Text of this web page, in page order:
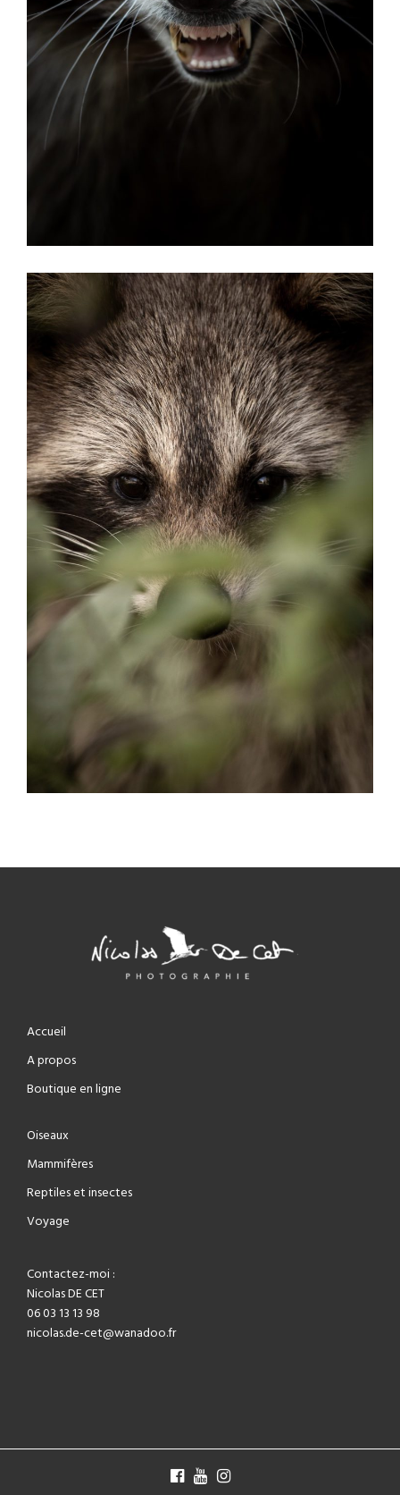
Accueil
A propos
Boutique en ligne
Oiseaux
Mammifères
Reptiles et insectes
Voyage
Contactez-moi :
Nicolas DE CET
06 03 13 13 98
nicolas.de-cet@wanadoo.fr